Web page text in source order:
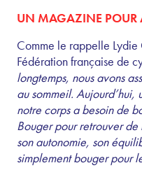
UN MAGAZINE POUR
Comme le rappelle
Fédération française de
longtemps, nous avons
au sommeil. Aujourd’hui,
notre corps a besoin de
Bouger pour retrouver
son autonomie, son
simplement bouger pour